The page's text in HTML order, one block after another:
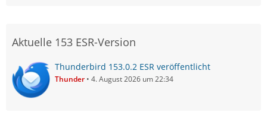
Aktuelle 153 ESR-Version
Thunderbird 153.0.2 ESR veröffentlicht
Thunder 4. August 2026 um 22:34